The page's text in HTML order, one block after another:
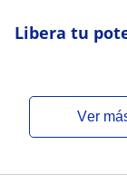
Libera tu
ver